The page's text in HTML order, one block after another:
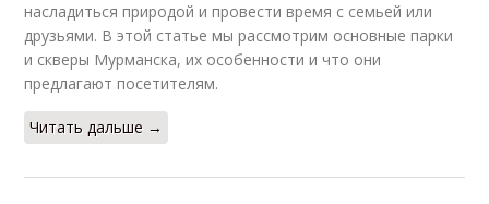
насладиться природой и провести время с семьей или
друзьями. В этой статье мы рассмотрим основные парки
и скверы Мурманска, их особенности и что они
предлагают посетителям.
Читать дальше →